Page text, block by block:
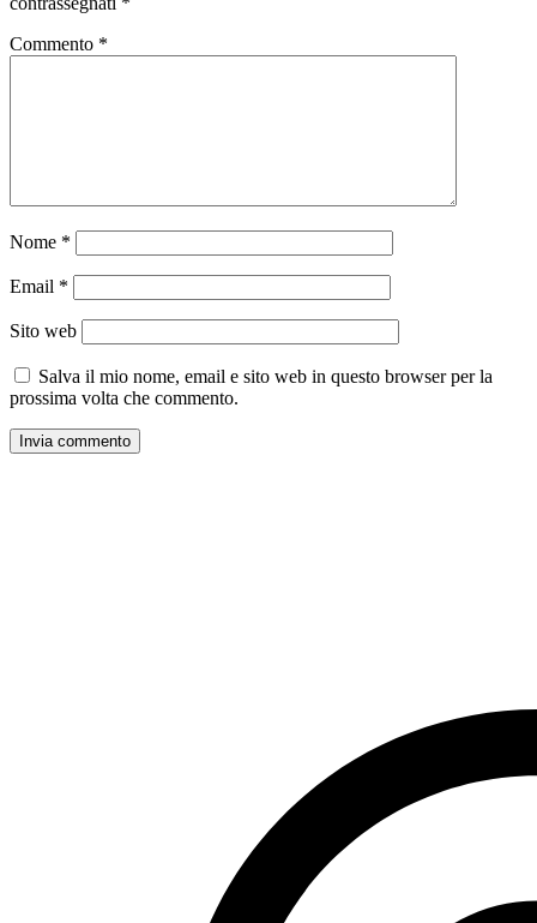
Commento *
Nome *
Email *
Sito web
Salva il mio nome, email e sito web in questo browser per la
prossima volta che commento.